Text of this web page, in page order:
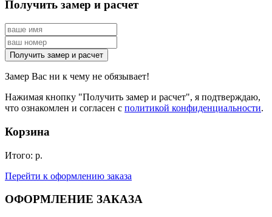
Получить замер и расчет
Замер Вас ни к чему не обязывает!
Нажимая кнопку "Получить замер и расчет", я подтверждаю,
что ознакомлен и согласен с политикой конфиденциальности.
Корзина
Итого: р.
Перейти к оформлению заказа
ОФОРМЛЕНИЕ ЗАКАЗА